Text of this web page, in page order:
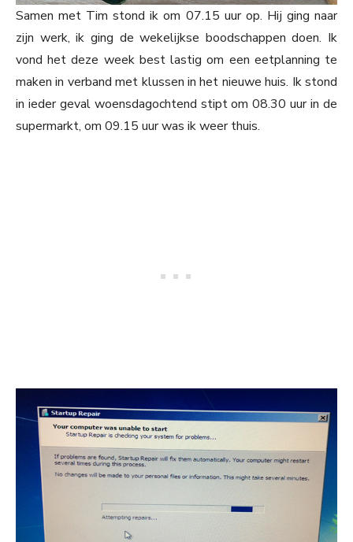
Samen met Tim stond ik om 07.15 uur op. Hij ging naar
zijn werk, ik ging de wekelijkse boodschappen doen. Ik
vond het deze week best lastig om een eetplanning te
maken in verband met klussen in het nieuwe huis. Ik stond
in ieder geval woensdagochtend stipt om 08.30 uur in de
supermarkt, om 09.15 uur was ik weer thuis.